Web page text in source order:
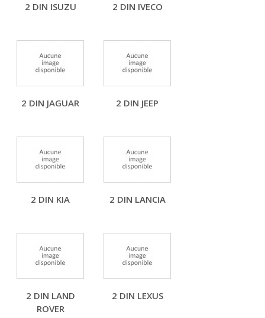
2 DIN ISUZU 2 DIN IVECO
2 DIN JAGUAR 2 DIN JEEP
2 DIN KIA 2 DIN LANCIA
2 DIN LAND
ROVER
2 DIN LEXUS